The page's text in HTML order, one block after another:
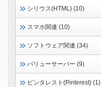
シリウス(HTML) (10)
スマホ関連 (10)
ソフトウェア関連 (34)
バリューサーバー (9)
ピンタレスト(Pinterest) (1)